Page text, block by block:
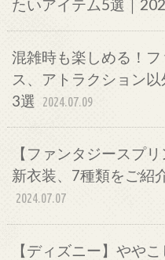
たいアイテム5選｜
混雑時も楽しめる！
ス、アトラクション
3選
2024.07.09
【ファンタジースプ
新衣装、7種類をご紹
2024.07.07
【ディズニー】やや